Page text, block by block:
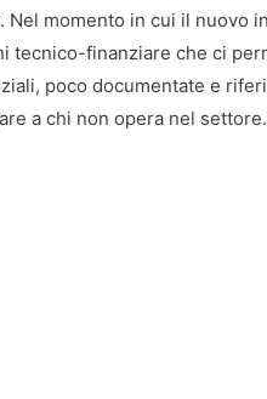
Nel momento in cui il nuovo
tecnico-finanziare che ci
poco documentate e
a chi non opera nel settore.